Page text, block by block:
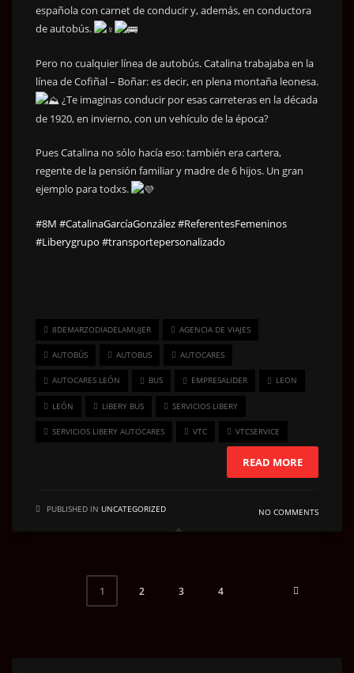
española con carnet de conducir y, además, en conductora
de autobús.
Pero no cualquier línea de autobús. Catalina trabajaba en la
línea de Cofiñal – Boñar: es decir, en plena montaña leonesa.
¿Te imaginas conducir por esas carreteras en la década
de 1920, en invierno, con un vehículo de la época?
Pues Catalina no sólo hacía eso: también era cartera,
regente de la pensión familiar y madre de 6 hijos. Un gran
ejemplo para todxs.
#8M #CatalinaGarcíaGonzález#ReferentesFemeninos
#Liberygrupo #transportepersonalizado
8DEMARZODIADELAMUJER AGENCIA DE VIAJES
AUTOBÚS AUTOBUS AUTOCARES
AUTOCARES LEÓN BUS EMPRESALIDER LEON
LEÓN LIBERY BUS SERVICIOS LIBERY
SERVICIOS LIBERY AUTOCARES VTC VTCSERVICE
READ MORE
PUBLISHED IN UNCATEGORIZED NO COMMENTS
1 2 3 4